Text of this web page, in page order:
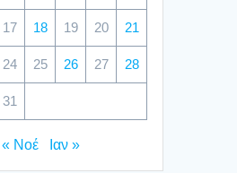
17 18 19 20 21
24 25 26 27 28
31
« Νοέ Ιαν »